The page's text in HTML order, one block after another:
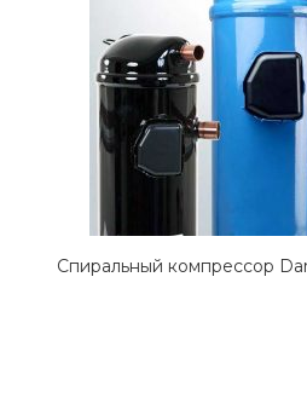
Спиральный компрессор